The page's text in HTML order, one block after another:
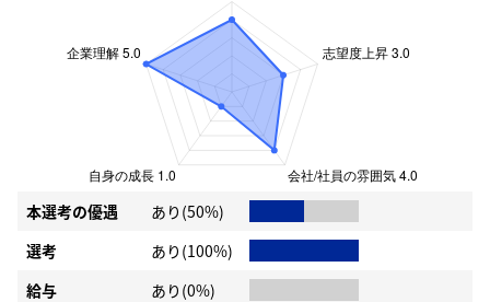
本選考の優遇
あり(50%)
選考
あり(100%)
給与
あり(0%)